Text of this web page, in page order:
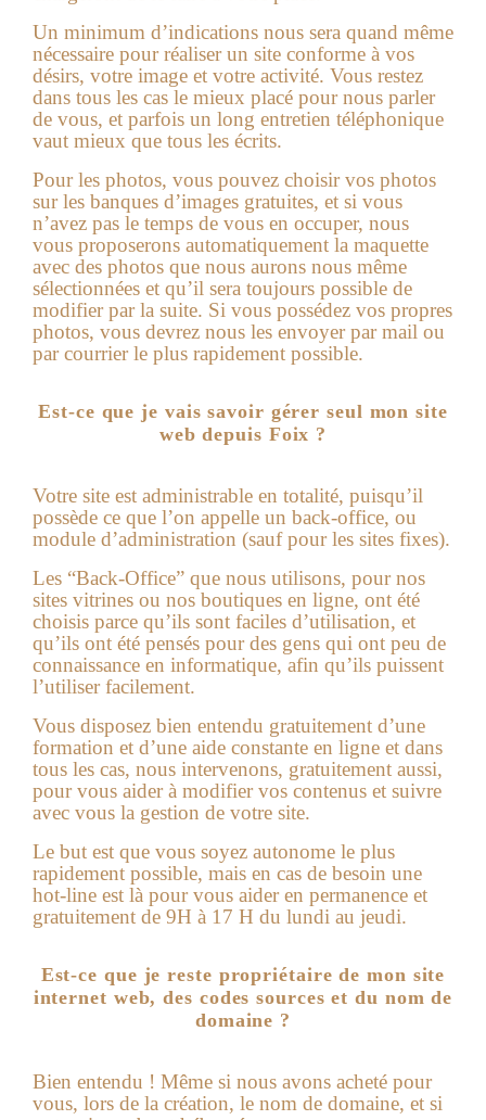
Un minimum d’indications nous sera quand même
nécessaire pour réaliser un site conforme à vos
désirs, votre image et votre activité. Vous restez
dans tous les cas le mieux placé pour nous parler
de vous, et parfois un long entretien téléphonique
vaut mieux que tous les écrits.
Pour les photos, vous pouvez choisir vos photos
sur les banques d’images gratuites, et si vous
n’avez pas le temps de vous en occuper, nous
vous proposerons automatiquement la maquette
avec des photos que nous aurons nous même
sélectionnées et qu’il sera toujours possible de
modifier par la suite. Si vous possédez vos propres
photos, vous devrez nous les envoyer par mail ou
par courrier le plus rapidement possible.
Est-ce que je vais savoir gérer seul mon site
web depuis Foix ?
Votre site est administrable en totalité, puisqu’il
possède ce que l’on appelle un back-office, ou
module d’administration (sauf pour les sites fixes).
Les “Back-Office” que nous utilisons, pour nos
sites vitrines ou nos boutiques en ligne, ont été
choisis parce qu’ils sont faciles d’utilisation, et
qu’ils ont été pensés pour des gens qui ont peu de
connaissance en informatique, afin qu’ils puissent
l’utiliser facilement.
Vous disposez bien entendu gratuitement d’une
formation et d’une aide constante en ligne et dans
tous les cas, nous intervenons, gratuitement aussi,
pour vous aider à modifier vos contenus et suivre
avec vous la gestion de votre site.
Le but est que vous soyez autonome le plus
rapidement possible, mais en cas de besoin une
hot-line est là pour vous aider en permanence et
gratuitement de 9H à 17 H du lundi au jeudi.
Est-ce que je reste propriétaire de mon site
internet web, des codes sources et du nom de
domaine ?
Bien entendu ! Même si nous avons acheté pour
vous, lors de la création, le nom de domaine, et si